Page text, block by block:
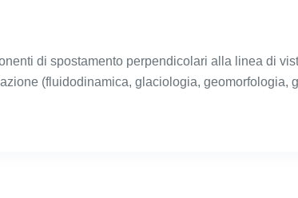
di spostamento perpendicolari alla linea di
(fluidodinamica, glaciologia, geomorfologia,